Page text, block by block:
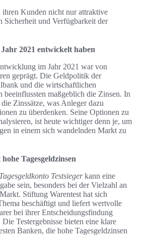
ihren Kunden nicht nur attraktive
Sicherheit und Verfügbarkeit der
2021 entwickelt haben
im Jahr 2021 war von
geprägt. Die Geldpolitik der
und die wirtschaftlichen
beeinflussten maßgeblich die Zinsen. In
Zinssätze, was Anleger dazu
zu überdenken. Seine Optionen zu
ist heute wichtiger denn je, um
in einem sich wandelnden Markt zu
Tagesgeldzinsen
Tagesgeldkonto Testsiegerkann eine
sein, besonders bei der Vielzahl an
Stiftung Warentest hat sich
beschäftigt und liefert wertvolle
bei ihrer Entscheidungsfindung
Testergebnisse bieten eine klare
Banken, die hohe Tagesgeldzinsen